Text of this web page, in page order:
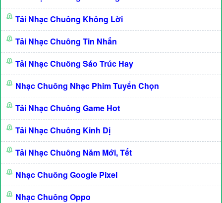
Tải Nhạc Chuông Không Lời
Tải Nhạc Chuông Tin Nhắn
Tải Nhạc Chuông Sáo Trúc Hay
Nhạc Chuông Nhạc Phim Tuyển Chọn
Tải Nhạc Chuông Game Hot
Tải Nhạc Chuông Kinh Dị
Tải Nhạc Chuông Năm Mới, Tết
Nhạc Chuông Google Pixel
Nhạc Chuông Oppo